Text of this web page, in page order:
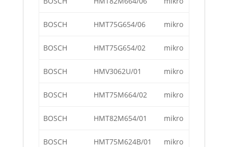
BOSCH HMT75G654/06 mikro
BOSCH HMT75G654/02 mikro
BOSCH HMV3062U/01 mikro
BOSCH HMT75M664/02 mikro
BOSCH HMT82M654/01 mikro
BOSCH HMT75M624B/01 mikro